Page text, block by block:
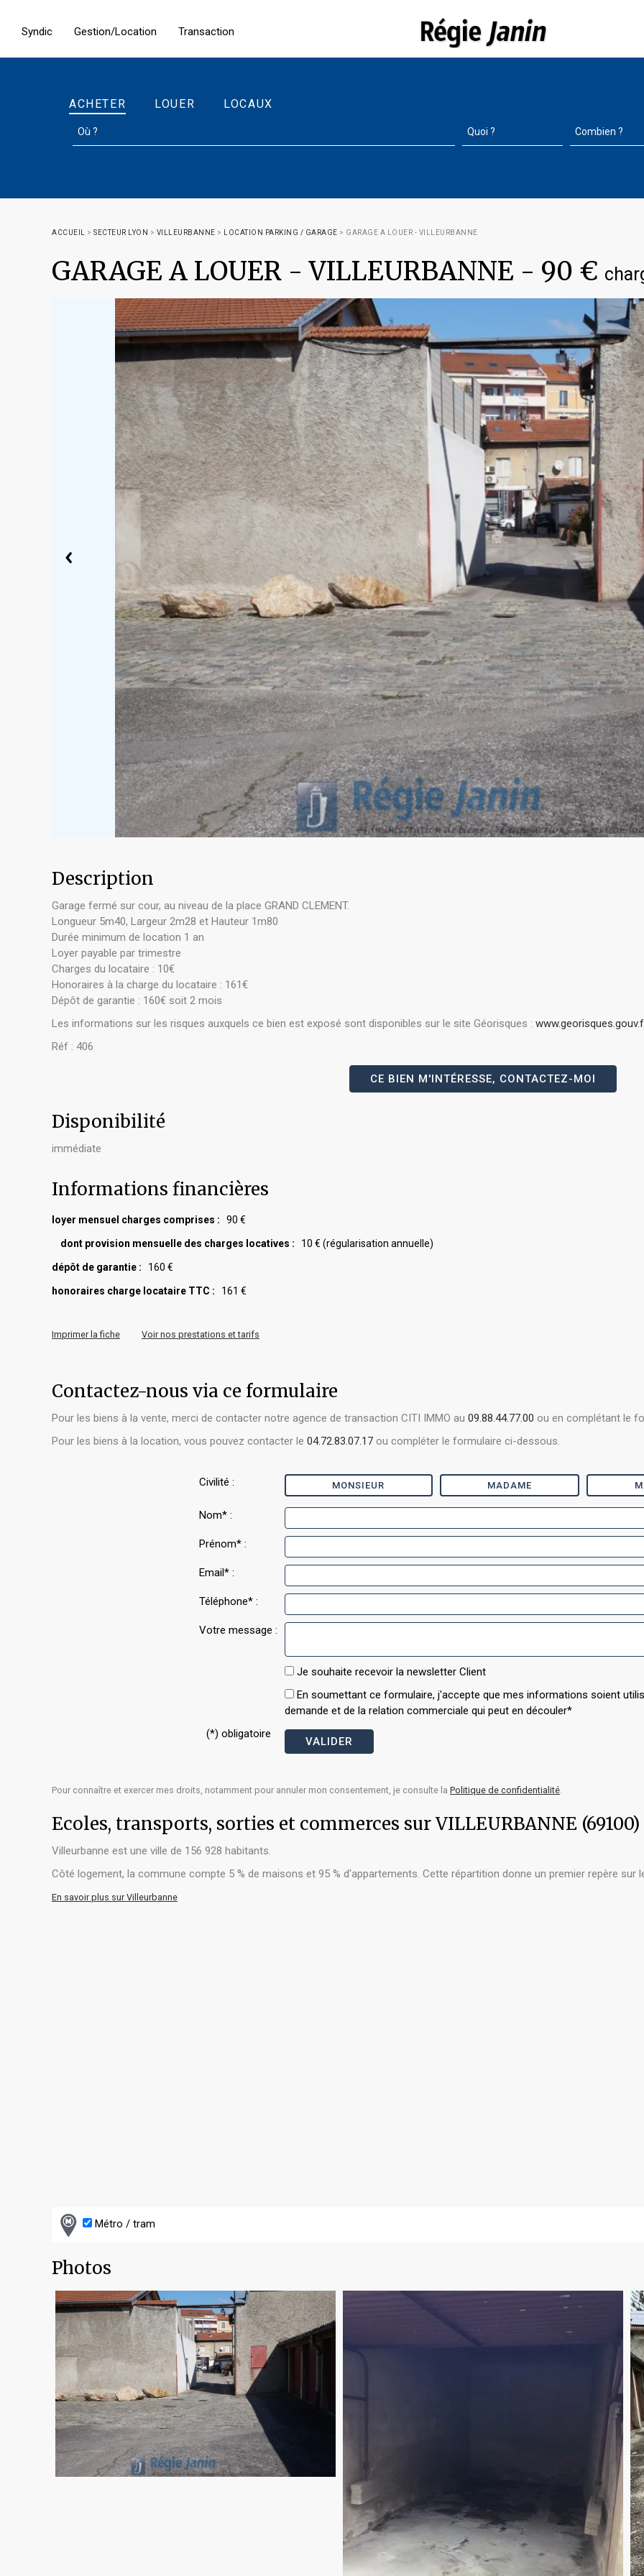
Syndic Gestion/Location Transaction
ACHETER LOUER LOCAUX
ACCUEIL > SECTEUR LYON > VILLEURBANNE > LOCATION PARKING / GARAGE > GARAGE A LOUER - VILLEURBANNE
GARAGE A LOUER -VILLEURBANNE - 90 €
Description
Garage fermé sur cour, au niveau de la place GRAND CLEMENT.
Longueur 5m40, Largeur 2m28 et Hauteur 1m80
Durée minimum de location 1 an
Loyer payable par trimestre
Charges du locataire : 10€
Honoraires à la charge du locataire : 161€
Dépôt de garantie : 160€ soit 2 mois
Les informations sur les risques auxquels ce bien est exposé sont disponibles sur le site Géorisques :
Réf : 406
CE BIEN M'INTÉRESSE, CONTACTEZ-MOI
Disponibilité
immédiate
Informations financières
loyer mensuel charges comprises : 90 €
dont provision mensuelle des charges locatives : 10 € (régularisation annuelle)
dépôt de garantie : 160 €
honoraires charge locataire TTC : 161 €
Imprimer la fiche Voir nos prestations et tarifs
Contactez-nous via ce formulaire
Pour les biens à la vente, merci de contacter notre agence de transaction CITI IMMO au 09.88.44.77.00 ou en complétant le
Pour les biens à la location, vous pouvez contacter le 04.72.83.07.17 ou compléter le formulaire ci-dessous.
Civilité : MONSIEUR MADAME
Nom* :
Prénom* :
Email* :
Téléphone* :
Votre message :
Je souhaite recevoir la newsletter Client
En soumettant ce formulaire, j'accepte que mes informations soient
demande et de la relation commerciale qui peut en découler*
(*) obligatoire
Pour connaître et exercer mes droits, notamment pour annuler mon consentement, je consulte la Politique de confidentialité.
Ecoles, transports, sorties et commerces sur VILLEURBANNE (69100)
Villeurbanne est une ville de 156 928 habitants.
Côté logement, la commune compte 5 % de maisons et 95 % d'appartements. Cette répartition donne un premier repère sur
En savoir plus sur Villeurbanne
Métro / tram
Photos